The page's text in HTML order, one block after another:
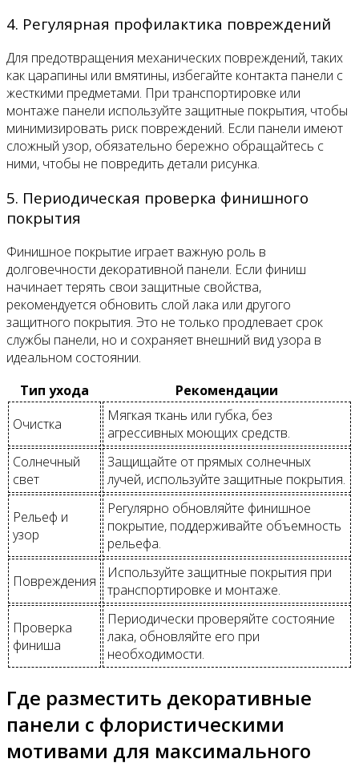
4. Регулярная профилактика повреждений
Для предотвращения механических повреждений, таких
как царапины или вмятины, избегайте контакта панели с
жесткими предметами. При транспортировке или
монтаже панели используйте защитные покрытия, чтобы
минимизировать риск повреждений. Если панели имеют
сложный узор, обязательно бережно обращайтесь с
ними, чтобы не повредить детали рисунка.
5. Периодическая проверка финишного
покрытия
Финишное покрытие играет важную роль в
долговечности декоративной панели. Если финиш
начинает терять свои защитные свойства,
рекомендуется обновить слой лака или другого
защитного покрытия. Это не только продлевает срок
службы панели, но и сохраняет внешний вид узора в
идеальном состоянии.
Тип ухода
Рекомендации
Очистка
Мягкая ткань или губка, без
агрессивных моющих средств.
Солнечный
свет
Защищайте от прямых солнечных
лучей, используйте защитные покрытия.
Рельеф и
узор
Регулярно обновляйте финишное
покрытие, поддерживайте объемность
рельефа.
Повреждения
Используйте защитные покрытия при
транспортировке и монтаже.
Проверка
финиша
Периодически проверяйте состояние
лака, обновляйте его при
необходимости.
Где разместить декоративные
панели с флористическими
мотивами для максимального